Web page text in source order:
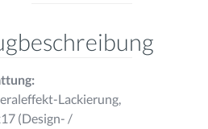
Lackierung,
(Design- /